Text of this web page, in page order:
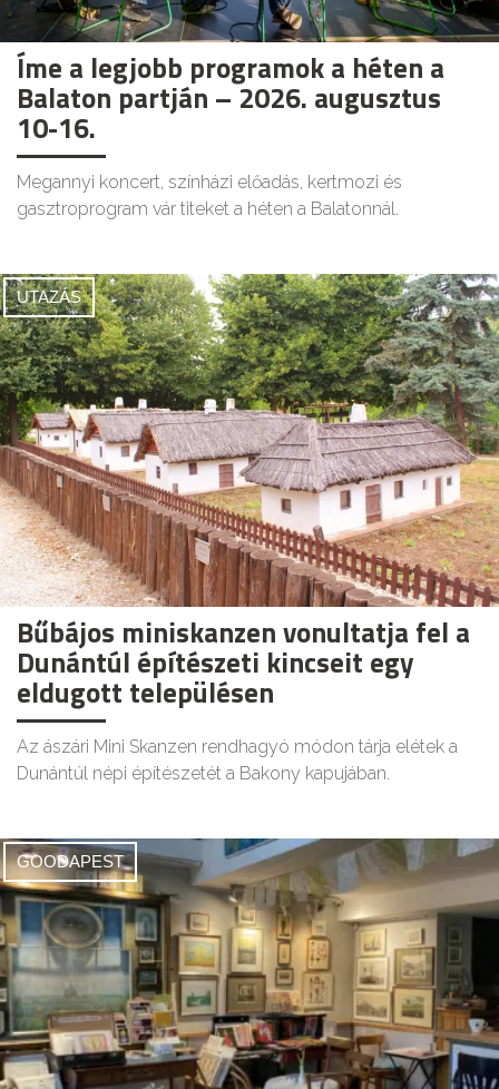
Íme a legjobb programok a héten a
Balaton partján – 2026. augusztus
10-16.
Megannyi koncert, színházi előadás, kertmozi és
gasztroprogram vár titeket a héten a Balatonnál.
UTAZÁS
Bűbájos miniskanzen vonultatja fel a
Dunántúl építészeti kincseit egy
eldugott településen
Az ászári Mini Skanzen rendhagyó módon tárja elétek a
Dunántúl népi építészetét a Bakony kapujában.
GOODAPEST